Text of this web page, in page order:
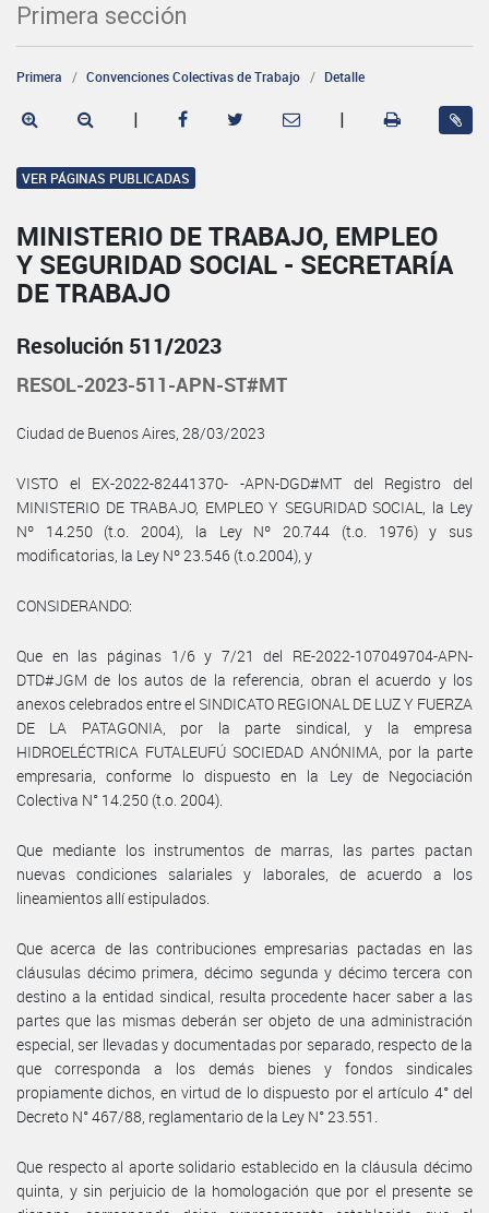
Primera sección
Primera Convenciones Colectivas de Trabajo Detalle
| |
VER PÁGINAS PUBLICADAS
MINISTERIO DE TRABAJO, EMPLEO
Y SEGURIDAD SOCIAL - SECRETARÍA
DE TRABAJO
Resolución 511/2023
RESOL-2023-511-APN-ST#MT
Ciudad de Buenos Aires, 28/03/2023
VISTO el EX-2022-82441370- -APN-DGD#MT del Registro del
MINISTERIO DE TRABAJO, EMPLEO Y SEGURIDAD SOCIAL, la Ley
Nº 14.250 (t.o. 2004), la Ley Nº 20.744 (t.o. 1976) y sus
modificatorias, la Ley Nº 23.546 (t.o.2004), y
CONSIDERANDO:
Que en las páginas 1/6 y 7/21 del RE-2022-107049704-APN-
DTD#JGM de los autos de la referencia, obran el acuerdo y los
anexos celebrados entre el SINDICATO REGIONAL DE LUZ Y FUERZA
DE LA PATAGONIA, por la parte sindical, y la empresa
HIDROELÉCTRICA FUTALEUFÚ SOCIEDAD ANÓNIMA, por la parte
empresaria, conforme lo dispuesto en la Ley de Negociación
Colectiva N° 14.250 (t.o. 2004).
Que mediante los instrumentos de marras, las partes pactan
nuevas condiciones salariales y laborales, de acuerdo a los
lineamientos allí estipulados.
Que acerca de las contribuciones empresarias pactadas en las
cláusulas décimo primera, décimo segunda y décimo tercera con
destino a la entidad sindical, resulta procedente hacer saber a las
partes que las mismas deberán ser objeto de una administración
especial, ser llevadas y documentadas por separado, respecto de la
que corresponda a los demás bienes y fondos sindicales
propiamente dichos, en virtud de lo dispuesto por el artículo 4° del
Decreto N° 467/88, reglamentario de la Ley N° 23.551.
Que respecto al aporte solidario establecido en la cláusula décimo
quinta, y sin perjuicio de la homologación que por el presente se